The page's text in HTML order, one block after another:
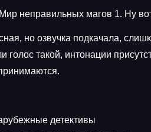
Мир неправильных магов 1. Ну
но озвучка подкачала,
голос такой, интонации
детективы